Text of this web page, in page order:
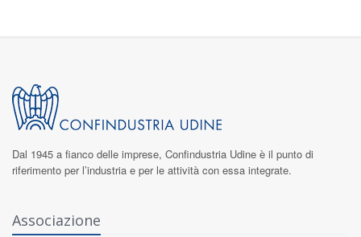
Dal 1945 a fianco delle imprese, Confindustria Udine è il punto di
riferimento per l’industria e per le attività con essa integrate.
Associazione